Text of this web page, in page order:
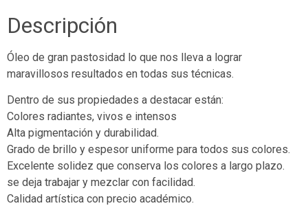
Descripción
Óleo de gran pastosidad lo que nos lleva a lograr
maravillosos resultados en todas sus técnicas.
Dentro de sus propiedades a destacar están:
Colores radiantes, vivos e intensos
Alta pigmentación y durabilidad.
Grado de brillo y espesor uniforme para todos sus colores.
Excelente solidez que conserva los colores a largo plazo.
se deja trabajar y mezclar con facilidad.
Calidad artística con precio académico.